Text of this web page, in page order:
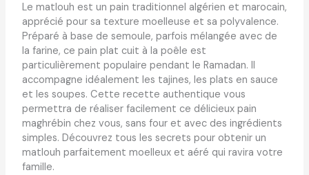
Le matlouh est un pain traditionnel algérien et marocain,
apprécié pour sa texture moelleuse et sa polyvalence.
Préparé à base de semoule, parfois mélangée avec de
la farine, ce pain plat cuit à la poêle est
particulièrement populaire pendant le Ramadan. Il
accompagne idéalement les tajines, les plats en sauce
et les soupes. Cette recette authentique vous
permettra de réaliser facilement ce délicieux pain
maghrébin chez vous, sans four et avec des ingrédients
simples. Découvrez tous les secrets pour obtenir un
matlouh parfaitement moelleux et aéré qui ravira votre
famille.